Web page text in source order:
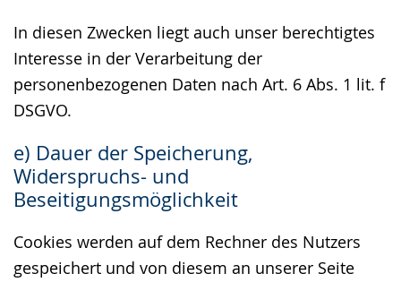
In diesen Zwecken liegt auch unser berechtigtes
Interesse in der Verarbeitung der
personenbezogenen Daten nach Art. 6 Abs. 1 lit. f
DSGVO.
e) Dauer der Speicherung,
Widerspruchs- und
Beseitigungsmöglichkeit
Cookies werden auf dem Rechner des Nutzers
gespeichert und von diesem an unserer Seite